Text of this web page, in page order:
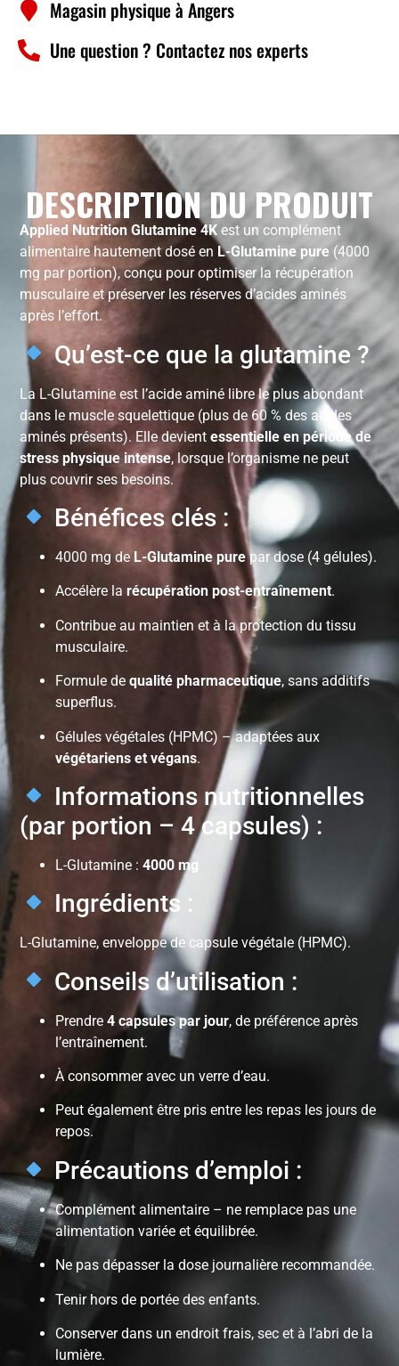
Magasin physique à Angers
Une question ? Contactez nos experts
DESCRIPTION DU PRODUIT
Applied Nutrition Glutamine 4K est un complément
alimentaire hautement dosé en L-Glutamine pure (4000
mg par portion), conçu pour optimiser la récupération
musculaire et préserver les réserves d’acides aminés
après l’effort.
Qu’est-ce que la glutamine ?
La L-Glutamine est l’acide aminé libre le plus abondant
dans le muscle squelettique (plus de 60 % des acides
aminés présents). Elle devientessentielle en période de
stress physique intense, lorsque l’organisme ne peut
plus couvrir ses besoins.
Bénéfices clés :
4000 mg deL-Glutamine purepar dose (4 gélules).
Accélère larécupération post-entraînement.
Contribue au maintien et à la protection du tissu
musculaire.
Formule dequalité pharmaceutique, sans additifs
superflus.
Gélules végétales (HPMC) – adaptées aux
végétariens et végans.
Informations nutritionnelles
(par portion – 4 capsules) :
L-Glutamine :4000 mg
Ingrédients :
L-Glutamine, enveloppe de capsule végétale (HPMC).
Conseils d’utilisation :
Prendre4 capsules par jour, de préférence après
l’entraînement.
À consommer avec un verre d’eau.
Peut également être pris entre les repas les jours de
repos.
Précautions d’emploi :
Complément alimentaire – ne remplace pas une
alimentation variée et équilibrée.
Ne pas dépasser la dose journalière recommandée.
Tenir hors de portée des enfants.
Conserver dans un endroit frais, sec et à l’abri de la
lumière.